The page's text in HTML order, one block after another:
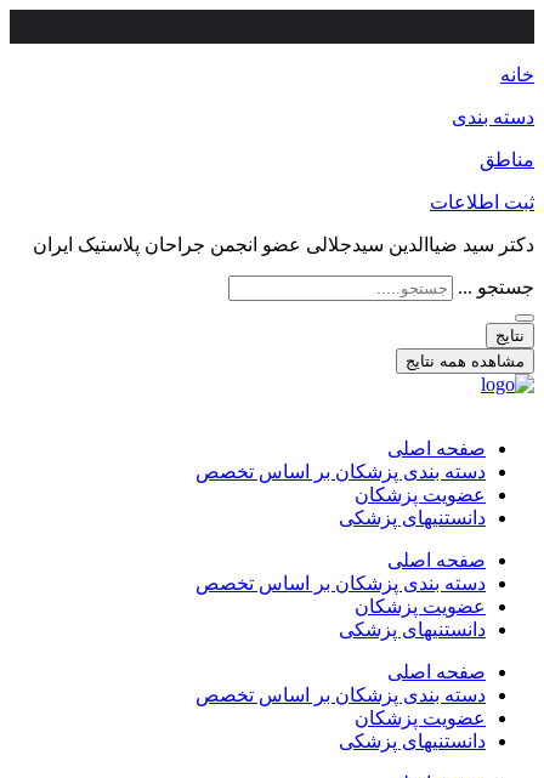
خانه
دسته بندی
مناطق
ثبت اطلاعات
دکتر سید ضیاالدین سیدجلالی عضو انجمن جراحان پلاستیک ایران
جستجو ...
نتایج
مشاهده همه نتایج
صفحه اصلی
دسته بندی پزشکان بر اساس تخصص
عضویت پزشکان
دانستنیهای پزشکی
صفحه اصلی
دسته بندی پزشکان بر اساس تخصص
عضویت پزشکان
دانستنیهای پزشکی
صفحه اصلی
دسته بندی پزشکان بر اساس تخصص
عضویت پزشکان
دانستنیهای پزشکی